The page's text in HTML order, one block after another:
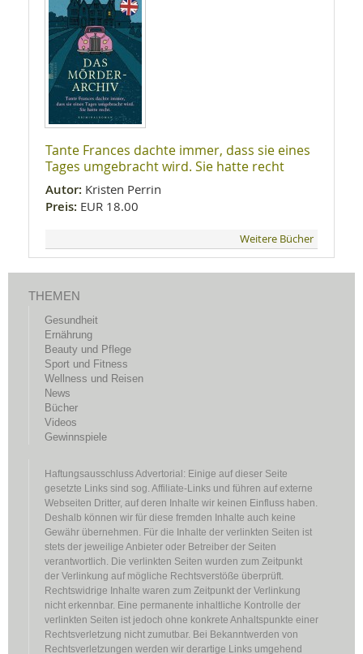
Tante Frances dachte immer, dass sie eines
Tages umgebracht wird. Sie hatte recht
Autor: Kristen Perrin
Preis: EUR 18.00
Weitere Bücher
THEMEN
Gesundheit
Ernährung
Beauty und Pflege
Sport und Fitness
Wellness und Reisen
News
Bücher
Videos
Gewinnspiele
Haftungsausschluss Advertorial: Einige auf dieser Seite
gesetzte Links sind sog. Affiliate-Links und führen auf externe
Webseiten Dritter, auf deren Inhalte wir keinen Einfluss haben.
Deshalb können wir für diese fremden Inhalte auch keine
Gewähr übernehmen. Für die Inhalte der verlinkten Seiten ist
stets der jeweilige Anbieter oder Betreiber der Seiten
verantwortlich. Die verlinkten Seiten wurden zum Zeitpunkt
der Verlinkung auf mögliche Rechtsverstöße überprüft.
Rechtswidrige Inhalte waren zum Zeitpunkt der Verlinkung
nicht erkennbar. Eine permanente inhaltliche Kontrolle der
verlinkten Seiten ist jedoch ohne konkrete Anhaltspunkte einer
Rechtsverletzung nicht zumutbar. Bei Bekanntwerden von
Rechtsverletzungen werden wir derartige Links umgehend